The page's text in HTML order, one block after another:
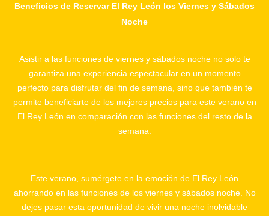
Beneficios de Reservar El Rey León los Viernes y Sábados
Noche
Asistir a las funciones de viernes y sábados noche no solo te
garantiza una experiencia espectacular en un momento
perfecto para disfrutar del fin de semana, sino que también te
permite beneficiarte de los mejores precios para este verano en
El Rey León en comparación con las funciones del resto de la
semana.
Este verano, sumérgete en la emoción de El Rey León
ahorrando en las funciones de los viernes y sábados noche. No
dejes pasar esta oportunidad de vivir una noche inolvidable